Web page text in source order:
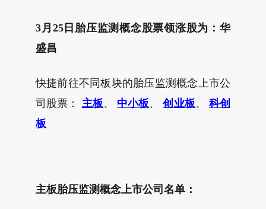
3月25日胎压监测概念股票领涨股为：华
盛昌
快捷前往不同板块的胎压监测概念上市公
司股票： 主板、 中小板、创业板、 科创
板
主板胎压监测概念上市公司名单：